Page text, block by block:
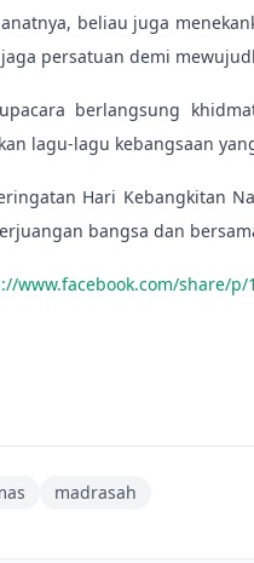
beliau juga
persatuan demi
berlangsung
lagu-lagu kebangsaan
Hari Kebangkitan
bangsa dan
www.facebook.com/share/p/
madrasah